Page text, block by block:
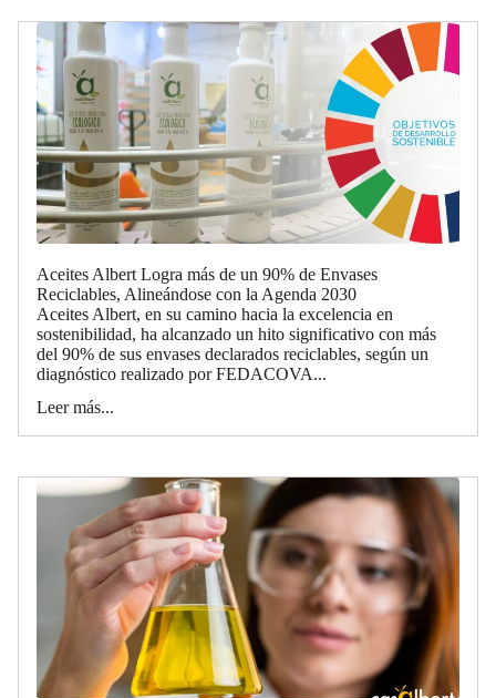
Aceites Albert Logra más de un 90% de Envases
Reciclables, Alineándose con la Agenda 2030
Aceites Albert, en su camino hacia la excelencia en
sostenibilidad, ha alcanzado un hito significativo con más
del 90% de sus envases declarados reciclables, según un
diagnóstico realizado por FEDACOVA...
Leer más...